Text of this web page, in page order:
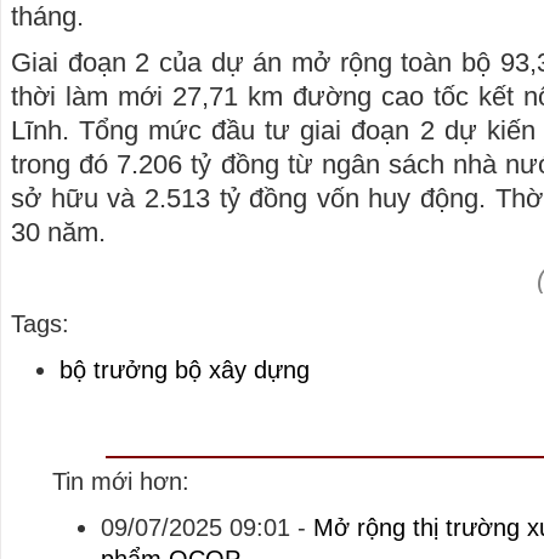
tháng.
Giai đoạn 2 của dự án mở rộng toàn bộ
thời làm mới 27,71 km đường cao tốc kết
Lĩnh. Tổng mức đầu tư giai đoạn 2 dự kiến
trong đó 7.206 tỷ đồng từ ngân sách nhà
sở hữu và 2.513 tỷ đồng vốn huy động.
30 năm.
Tags:
bộ trưởng bộ xây dựng
Tin mới hơn:
09/07/2025 09:01 - Mở rộng thị trường